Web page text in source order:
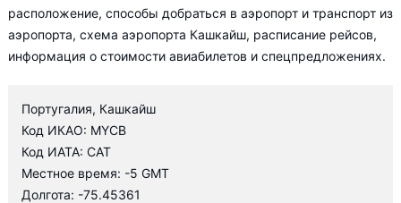
расположение, способы добраться в аэропорт и транспорт из
аэропорта, схема аэропорта Кашкайш, расписание рейсов,
информация о стоимости авиабилетов и спецпредложениях.
Португалия, Кашкайш
Код ИКАО: MYCB
Код ИАТА: CAT
Местное время: -5 GMT
Долгота: -75.45361